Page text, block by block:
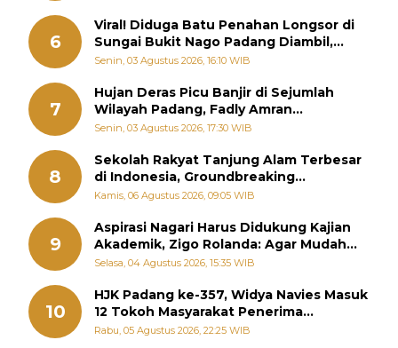
6
Viral! Diduga Batu Penahan Longsor di
Sungai Bukit Nago Padang Diambil,
Warga Khawatir Bencana Terulang
Senin, 03 Agustus 2026, 16:10 WIB
7
Hujan Deras Picu Banjir di Sejumlah
Wilayah Padang, Fadly Amran
Perintahkan OPD Siaga
Senin, 03 Agustus 2026, 17:30 WIB
8
Sekolah Rakyat Tanjung Alam Terbesar
di Indonesia, Groundbreaking
September
Kamis, 06 Agustus 2026, 09:05 WIB
9
Aspirasi Nagari Harus Didukung Kajian
Akademik, Zigo Rolanda: Agar Mudah
Diperjuangkan di Kementerian
Selasa, 04 Agustus 2026, 15:35 WIB
10
HJK Padang ke-357, Widya Navies Masuk
12 Tokoh Masyarakat Penerima
Penghargaan Pemko Padang
Rabu, 05 Agustus 2026, 22:25 WIB